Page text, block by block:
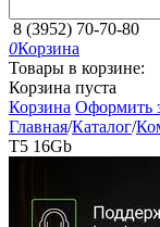
8 (3952) 70-70-80
0Корзина
Товары в корзине:
Корзина пуста
Корзина Оформить
Главная/Каталог/
T5 16Gb